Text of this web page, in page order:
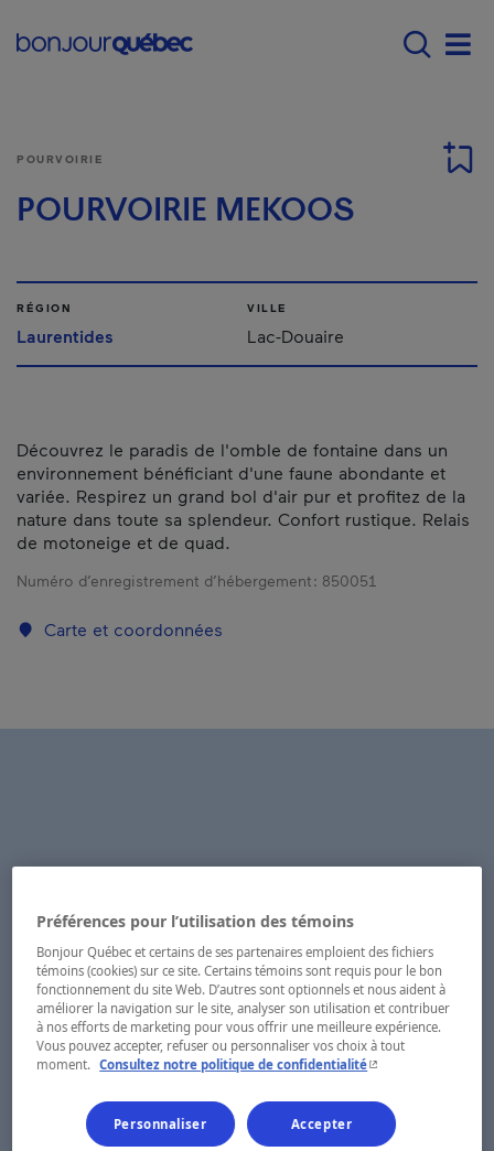
Main navigation -
POURVOIRIE
POURVOIRIE MEKOOS
RÉGION
Laurentides
VILLE
Lac-Douaire
Découvrez le paradis de l'omble de fontaine dans un
environnement bénéficiant d'une faune abondante et
variée. Respirez un grand bol d'air pur et profitez de la
nature dans toute sa splendeur. Confort rustique. Relais
de motoneige et de quad.
Numéro d’enregistrement d’hébergement : 850051
Carte et coordonnées
Préférences pour l’utilisation des témoins
Bonjour Québec et certains de ses partenaires emploient des fichiers
témoins (cookies) sur ce site. Certains témoins sont requis pour le bon
fonctionnement du site Web. D’autres sont optionnels et nous aident à
améliorer la navigation sur le site, analyser son utilisation et contribuer
à nos efforts de marketing pour vous offrir une meilleure expérience.
Vous pouvez accepter, refuser ou personnaliser vos choix à tout
moment.
Consultez notre politique de confidentialité- Cet hyperlien
Personnaliser Accepter